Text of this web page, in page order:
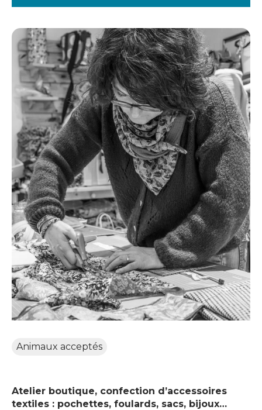
Animaux acceptés
Atelier boutique, confection d’accessoires
textiles : pochettes, foulards, sacs, bijoux…